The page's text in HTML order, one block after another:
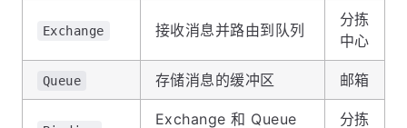
Exchange 接收消息并路由到队列
分拣
中心
Queue 存储消息的缓冲区 邮箱
Exchange 和 Queue 分拣